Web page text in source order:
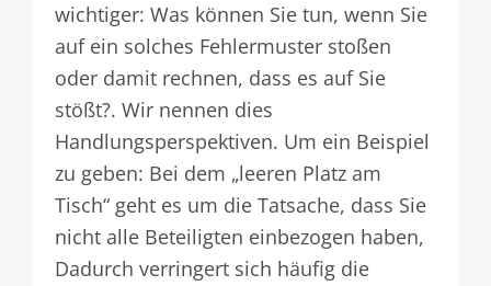
wichtiger: Was können Sie tun, wenn Sie
auf ein solches Fehlermuster stoßen
oder damit rechnen, dass es auf Sie
stößt?. Wir nennen dies
Handlungsperspektiven. Um ein Beispiel
zu geben: Bei dem „leeren Platz am
Tisch“ geht es um die Tatsache, dass Sie
nicht alle Beteiligten einbezogen haben,
Dadurch verringert sich häufig die